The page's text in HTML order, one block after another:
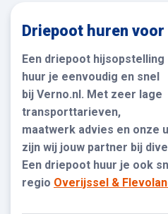
Driepoot huren
Een driepoot hijsopstelling
huur je eenvoudig en snel
bij Verno.nl. Met zeer lage
transporttarieven,
maatwerk advies en onze
zijn wij jouw partner bij
Een driepoot huur je ook
regio Overijssel &